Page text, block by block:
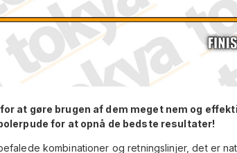
at gøre brugen af dem meget nem og
for at opnå de bedste resultater!
kombinationer og retningslinjer, det er